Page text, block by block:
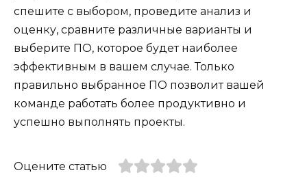
спешите с выбором, проведите анализ и
оценку, сравните различные варианты и
выберите ПО, которое будет наиболее
эффективным в вашем случае. Только
правильно выбранное ПО позволит вашей
команде работать более продуктивно и
успешно выполнять проекты.
Оцените статью